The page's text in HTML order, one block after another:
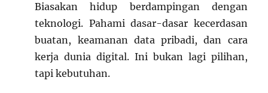
Biasakan hidup berdampingan dengan
teknologi. Pahami dasar-dasar kecerdasan
buatan, keamanan data pribadi, dan cara
kerja dunia digital. Ini bukan lagi pilihan,
tapi kebutuhan.